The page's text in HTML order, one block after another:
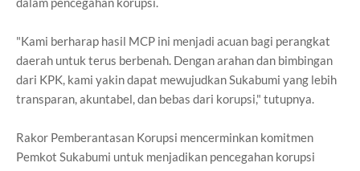
"Kami berharap hasil MCP ini menjadi acuan bagi perangkat
daerah untuk terus berbenah. Dengan arahan dan bimbingan
dari KPK, kami yakin dapat mewujudkan Sukabumi yang lebih
transparan, akuntabel, dan bebas dari korupsi," tutupnya.
Rakor Pemberantasan Korupsi mencerminkan komitmen
Pemkot Sukabumi untuk menjadikan pencegahan korupsi